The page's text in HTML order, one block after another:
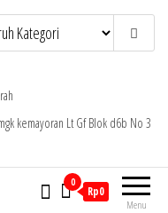
kemayoran Lt Gf Blok d6b No 3
Menu
0
Rp0